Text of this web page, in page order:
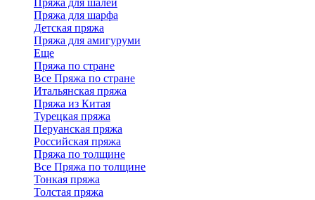
Пряжа для шарфа
Детская пряжа
Пряжа для амигуруми
Еще
Пряжа по стране
Все Пряжа по стране
Итальянская пряжа
Пряжа из Китая
Турецкая пряжа
Перуанская пряжа
Российская пряжа
Пряжа по толщине
Все Пряжа по толщине
Тонкая пряжа
Толстая пряжа